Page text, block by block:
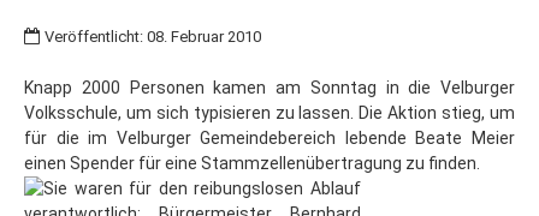
Veröffentlicht: 08. Februar 2010
Knapp 2000 Personen kamen am Sonntag in die Velburger
Volksschule, um sich typisieren zu lassen. Die Aktion stieg, um
für die im Velburger Gemeindebereich lebende Beate Meier
einen Spender für eine Stammzellenübertragung zu finden.